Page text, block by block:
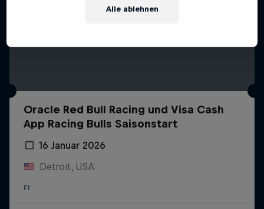
Oracle Red Bull Racing und Visa Cash
App Racing Bulls Saisonstart
16 Januar 2026
Detroit, USA
F1
Alle ablehnen